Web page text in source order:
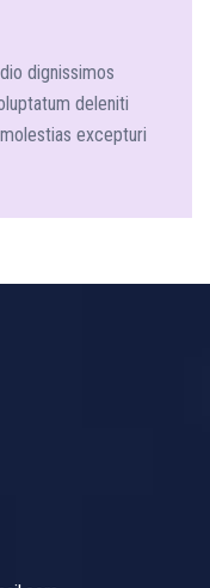
dignissimos
deleniti
excepturi